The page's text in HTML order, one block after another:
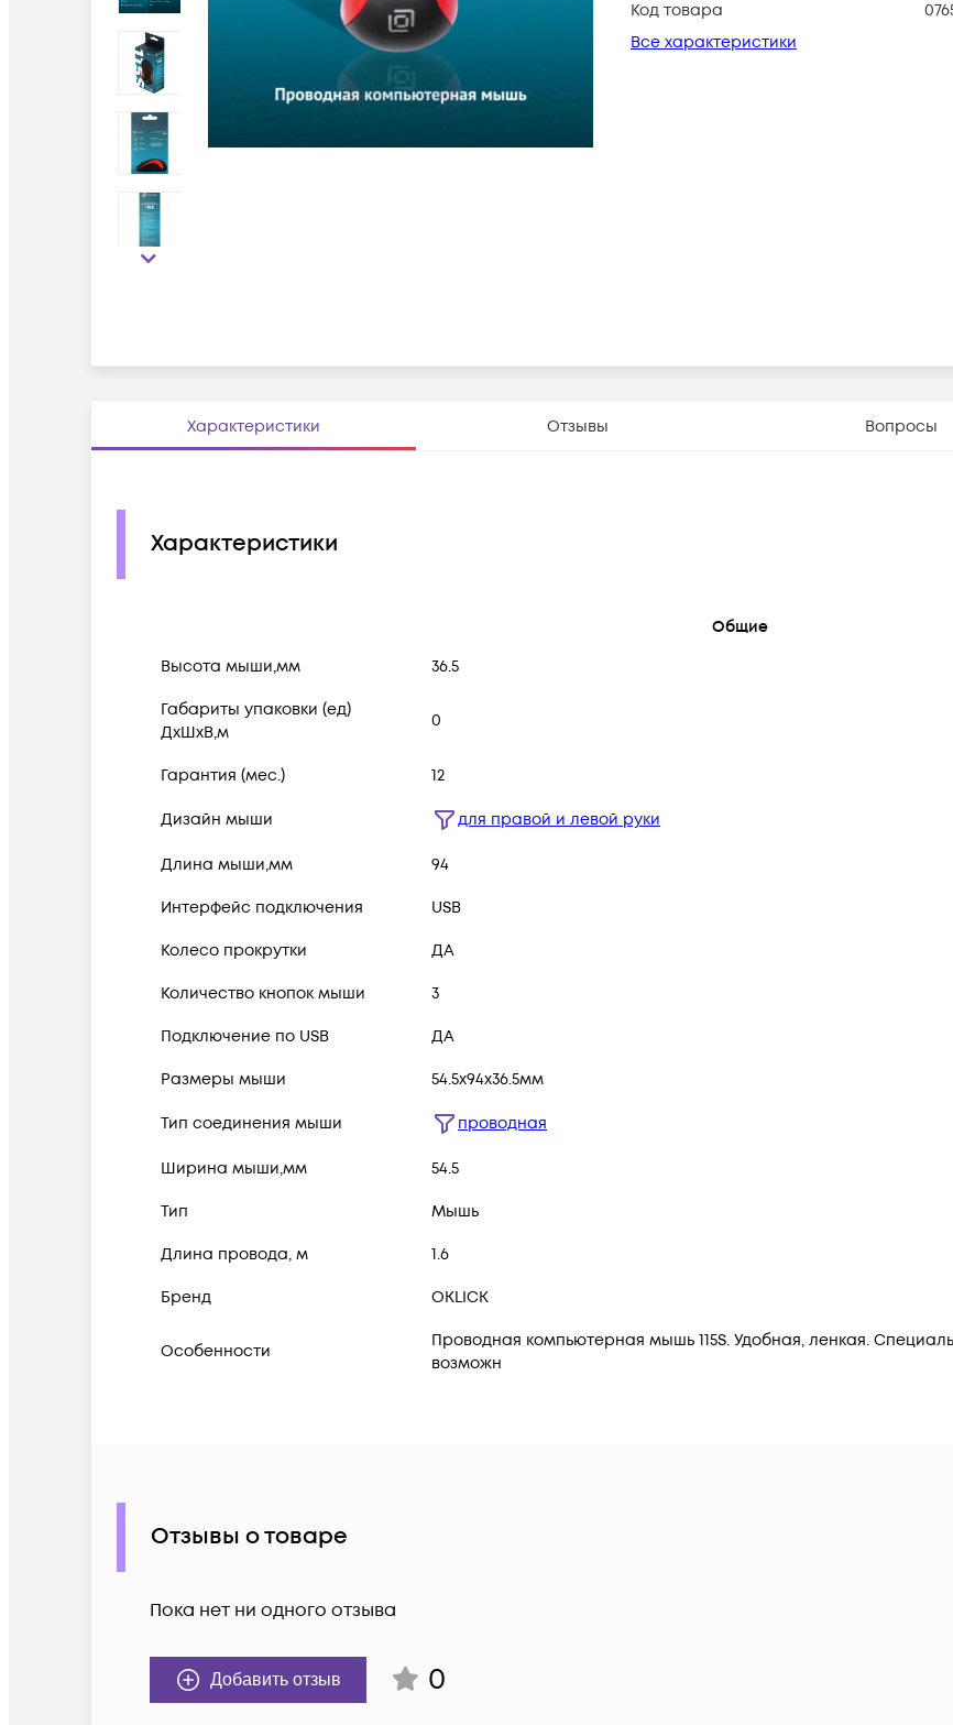
Код товара
Все характеристики
Характеристики Отзывы Вопросы
Характеристики
Общие
Высота мыши,мм
36.5
Габариты упаковки (ед)
ДхШхВ,м
0
Гарантия (мес.) 12
Дизайн мыши для правой и левой руки
Длина мыши,мм 94
Интерфейс подключения USB
Колесо прокрутки ДА
Количество кнопок мыши 3
Подключение по USB ДА
Размеры мыши 54.5x94x36.5мм
Тип соединения мыши проводная
Ширина мыши,мм 54.5
Тип Мышь
Длина провода, м 1.6
Бренд OKLICK
Особенности
Проводная компьютерная мышь 115S. Удобная, ленкая.
возможн
Отзывы о товаре
Пока нет ни одного отзыва
Добавить отзыв 0